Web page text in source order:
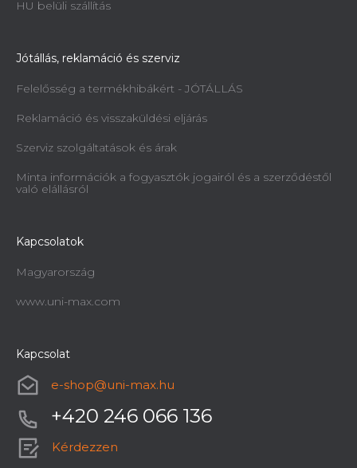
HU belüli szállítás
Jótállás, reklamáció és szerviz
Felelősség a termékhibákért - JÓTÁLLÁS
Reklamáció és visszaküldési eljárás
Szerviz szolgáltatások és árak
Minta információk a fogyasztók jogairól és a szerződéstől
való elállásról
Kapcsolatok
Magyarország
www.uni-max.com
Kapcsolat
e-shop@uni-max.hu
+420 246 066 136
Kérdezzen